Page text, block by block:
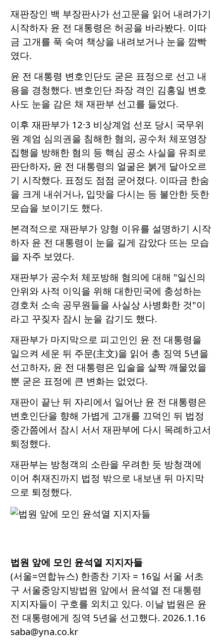
재판장인 백 부장판사가 선고문을 읽어 내려가기
시작하자 윤 전 대통령은 허공을 바라봤다. 이따
금 고개를 푹 숙여 책상을 내려보거나 눈을 깜빡
였다.
윤 전 대통령 변호인단도 굳은 표정으로 선고 내
용을 경청했다. 변호인단 좌장 격인 김홍일 변호
사도 눈을 감은 채 재판부 선고를 들었다.
이후 재판부가 12·3 비상계엄 선포 당시 국무위
원 계엄 심의권을 침해한 혐의, 공수처 체포영장
집행을 방해한 혐의 등 핵심 공소 사실을 유죄로
판단하자, 윤 전 대통령의 얼굴은 붉게 달아오르
기 시작했다. 표정도 점점 굳어졌다. 이따금 한숨
을 크게 내쉬거나, 입맛을 다시는 등 불안한 듯한
모습을 보이기도 했다.
본격적으로 재판부가 양형 이유를 설명하기 시작
하자 윤 전 대통령이 눈을 길게 감았다 뜨는 모습
을 자주 보였다.
재판부가 공수처 체포방해 혐의에 대해 "일신의
안위와 사적 이익을 위해 대한민국에 충성하는
경호처 소속 공무원들을 사실상 사병화한 것"이
라고 꾸짖자 잠시 눈을 감기도 했다.
재판부가 마지막으로 피고인인 윤 전 대통령을
일으켜 세운 뒤 주문(主文)을 읽어 총 징역 5년을
선고하자, 윤 전 대통령은 입술을 살짝 깨물었을
뿐 굳은 표정에 큰 변화는 없었다.
재판이 끝난 뒤 자리에서 일어난 윤 전 대통령은
변호인단을 향해 가볍게 고개를 끄덕인 뒤 법정
중간쯤에서 잠시 서서 재판부에 다시 목례하고서
퇴정했다.
재판부는 방청객의 소란을 우려한 듯 방청객에
이어 취재진까지 법정 밖으로 내보낸 뒤 마지막
으로 퇴정했다.
법원 앞에 모인 윤석열 지지자들
(서울=연합뉴스) 한종찬 기자 = 16일 서울 서초
구 서울중앙지방법원 앞에서 윤석열 전 대통령
지지자들이 구호를 외치고 있다. 이날 법원은 윤
전 대통령에게 징역 5년을 선고했다. 2026.1.16
saba@yna.co.kr